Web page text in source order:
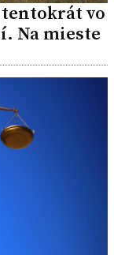
vo
Na mieste